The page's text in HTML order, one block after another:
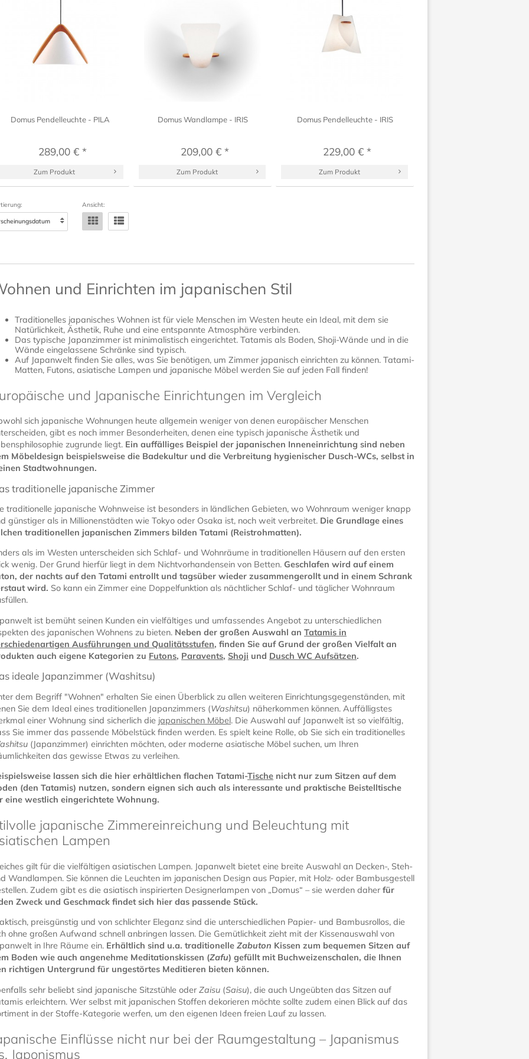
Domus Pendelleuchte - PILA
289,00 € *
Zum Produkt
Domus Wandlampe - IRIS
209,00 € *
Zum Produkt
Domus Pendelleuchte - IRIS
229,00 € *
Zum Produkt
Ansicht:
und Einrichten im japanischen Stil
Traditionelles japanisches Wohnen ist für viele Menschen im Westen heute ein Ideal, mit dem sie
Natürlichkeit, Ästhetik, Ruhe und eine entspannte Atmosphäre verbinden.
Das typische Japanzimmer ist minimalistisch eingerichtet. Tatamis als Boden, Shoji-Wände und in die
Wände eingelassene Schränke sind typisch.
Auf Japanwelt finden Sie alles, was Sie benötigen, um Zimmer japanisch einrichten zu können. Tatami-
Matten, Futons, asiatische Lampen und japanische Möbel werden Sie auf jeden Fall finden!
und Japanische Einrichtungen im Vergleich
sich japanische Wohnungen heute allgemein weniger von denen europäischer Menschen
gibt es noch immer Besonderheiten, denen eine typisch japanische Ästhetik und
zugrunde liegt. Ein auffälliges Beispiel der japanischen Inneneinrichtung sind neben
Möbeldesign beispielsweise die Badekultur und die Verbreitung hygienischer Dusch-WCs, selbst in
Stadtwohnungen.
traditionelle japanische Zimmer
traditionelle japanische Wohnweise ist besonders in ländlichen Gebieten, wo Wohnraum weniger knapp
günstiger als in Millionenstädten wie Tokyo oder Osaka ist, noch weit verbreitet. Die Grundlage eines
traditionellen japanischen Zimmers bilden Tatami (Reistrohmatten).
als im Westen unterscheiden sich Schlaf- und Wohnräume in traditionellen Häusern auf den ersten
wenig. Der Grund hierfür liegt in dem Nichtvorhandensein von Betten. Geschlafen wird auf einem
der nachts auf den Tatami entrollt und tagsüber wieder zusammengerollt und in einem Schrank
wird. So kann ein Zimmer eine Doppelfunktion als nächtlicher Schlaf- und täglicher Wohnraum
ist bemüht seinen Kunden ein vielfältiges und umfassendes Angebot zu unterschiedlichen
des japanischen Wohnens zu bieten. Neben der großen Auswahl an Tatamis in
Ausführungen und Qualitätsstufen, finden Sie auf Grund der großen Vielfalt an
auch eigene Kategorien zu Futons, Paravents, Shoji und Dusch WC Aufsätzen.
ideale Japanzimmer (Washitsu)
dem Begriff "Wohnen" erhalten Sie einen Überblick zu allen weiteren Einrichtungsgegenständen, mit
Sie dem Ideal eines traditionellen Japanzimmers (Washitsu) näherkommen können. Auffälligstes
einer Wohnung sind sicherlich die japanischen Möbel. Die Auswahl auf Japanwelt ist so vielfältig,
Sie immer das passende Möbelstück finden werden. Es spielt keine Rolle, ob Sie sich ein traditionelles
(Japanzimmer) einrichten möchten, oder moderne asiatische Möbel suchen, um Ihren
das gewisse Etwas zu verleihen.
lassen sich die hier erhältlichen flachen Tatami-Tische nicht nur zum Sitzen auf dem
(den Tatamis) nutzen, sondern eignen sich auch als interessante und praktische Beistelltische
eine westlich eingerichtete Wohnung.
japanische Zimmereinreichung und Beleuchtung mit
Lampen
gilt für die vielfältigen asiatischen Lampen. Japanwelt bietet eine breite Auswahl an Decken-, Steh-
Wandlampen. Sie können die Leuchten im japanischen Design aus Papier, mit Holz- oder Bambusgestell
Zudem gibt es die asiatisch inspirierten Designerlampen von „Domus“ – sie werden daher für
Zweck und Geschmack findet sich hier das passende Stück.
preisgünstig und von schlichter Eleganz sind die unterschiedlichen Papier- und Bambusrollos, die
ohne großen Aufwand schnell anbringen lassen. Die Gemütlichkeit zieht mit der Kissenauswahl von
in Ihre Räume ein. Erhältlich sind u.a. traditionelle Zabuton Kissen zum bequemen Sitzen auf
Boden wie auch angenehme Meditationskissen (Zafu) gefüllt mit Buchweizenschalen, die Ihnen
richtigen Untergrund für ungestörtes Meditieren bieten können.
sehr beliebt sind japanische Sitzstühle oder Zaisu (Saisu), die auch Ungeübten das Sitzen auf
erleichtern. Wer selbst mit japanischen Stoffen dekorieren möchte sollte zudem einen Blick auf das
in der Stoffe-Kategorie werfen, um den eigenen Ideen freien Lauf zu lassen.
Einflüsse nicht nur bei der Raumgestaltung – Japanismus
Japonismus